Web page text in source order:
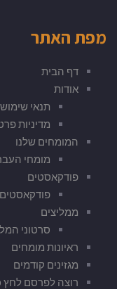
מפת האתר
דף הבית
אודות
תנאי שימוש
מדיניות
המומחים שלנו
מומחי
פודקאסטים
פודקאסטים SPOTIFY
ממליצים
סרטוני
ראיונות מומחים
מגזינים קודמים
רוצה לפרסם לחץ